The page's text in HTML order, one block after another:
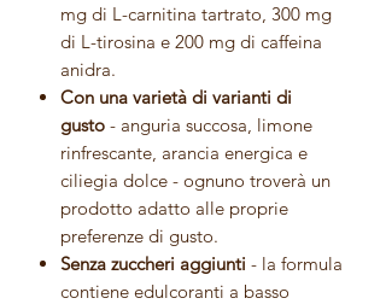
mg di L-carnitina tartrato, 300 mg
di L-tirosina e 200 mg di caffeina
anidra.
Con una varietà di varianti di
gusto - anguria succosa, limone
rinfrescante, arancia energica e
ciliegia dolce - ognuno troverà un
prodotto adatto alle proprie
preferenze di gusto.
Senza zuccheri aggiunti - la formula
contiene edulcoranti a basso